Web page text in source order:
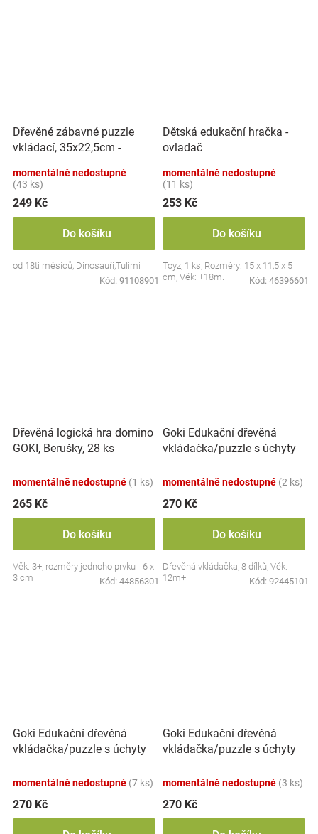
Dřevěné zábavné puzzle
vkládací, 35x22,5cm -
momentálně nedostupné
(43 ks)
249 Kč
Do košíku
od 18ti měsíců, Dinosauři,Tulimi
Kód: 91108901
Dětská edukační hračka -
ovladač
momentálně nedostupné
(11 ks)
253 Kč
Do košíku
Toyz, 1 ks, Rozměry: 15 x 11,5 x 5
cm, Věk: +18m.
Kód: 46396601
Dřevěná logická hra domino
GOKI, Berušky, 28 ks
momentálně nedostupné (1 ks)
265 Kč
Do košíku
Věk: 3+, rozměry jednoho prvku - 6 x
3 cm
Kód: 44856301
Goki Edukační dřevěná
vkládačka/puzzle s úchyty
momentálně nedostupné (2 ks)
270 Kč
Do košíku
Dřevěná vkládačka, 8 dílků, Věk:
12m+
Kód: 92445101
Goki Edukační dřevěná
vkládačka/puzzle s úchyty
momentálně nedostupné (7 ks)
270 Kč
Goki Edukační dřevěná
vkládačka/puzzle s úchyty
momentálně nedostupné (3 ks)
270 Kč